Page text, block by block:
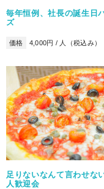
毎年恒例、社長の誕生日
ズ
価格 4,000円 / 人（税込み）
足りないなんて言わせな
人歓迎会